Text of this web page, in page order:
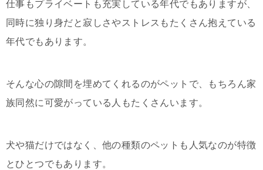
仕事もプライベートも充実している年代でもありますが、
同時に独り身だと寂しさやストレスもたくさん抱えている
年代でもあります。
そんな心の隙間を埋めてくれるのがペットで、もちろん家
族同然に可愛がっている人もたくさんいます。
犬や猫だけではなく、他の種類のペットも人気なのが特徴
とひとつでもあります。